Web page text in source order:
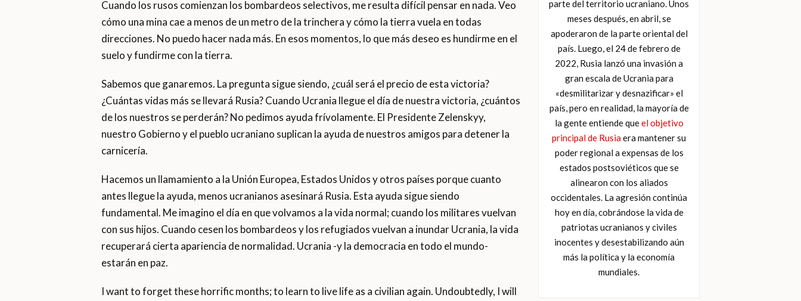
parte del territorio ucraniano. Unos
meses después, en abril, se
apoderaron de la parte oriental del
país. Luego, el 24 de febrero de
2022, Rusia lanzó una invasión a
gran escala de Ucrania para
«desmilitarizar y desnazificar» el
país, pero en realidad, la mayoría de
la gente entiende queel objetivo
principal de Rusiaera mantener su
poder regional a expensas de los
estados postsoviéticos que se
alinearon con los aliados
occidentales. La agresión continúa
hoy en día, cobrándose la vida de
patriotas ucranianos y civiles
inocentes y desestabilizando aún
más la política y la economía
mundiales.
Cuando los rusos comienzan los bombardeos selectivos, me resulta difícil pensar en nada. Veo
cómo una mina cae a menos de un metro de la trinchera y cómo la tierra vuela en todas
direcciones. No puedo hacer nada más. En esos momentos, lo que más deseo es hundirme en el
suelo y fundirme con la tierra.
Sabemos que ganaremos. La pregunta sigue siendo, ¿cuál será el precio de esta victoria?
¿Cuántas vidas más se llevará Rusia? Cuando Ucrania llegue el día de nuestra victoria, ¿cuántos
de los nuestros se perderán? No pedimos ayuda frívolamente. El Presidente Zelenskyy,
nuestro Gobierno y el pueblo ucraniano suplican la ayuda de nuestros amigos para detener la
carnicería.
Hacemos un llamamiento a la Unión Europea, Estados Unidos y otros países porque cuanto
antes llegue la ayuda, menos ucranianos asesinará Rusia. Esta ayuda sigue siendo
fundamental. Me imagino el día en que volvamos a la vida normal; cuando los militares vuelvan
con sus hijos. Cuando cesen los bombardeos y los refugiados vuelvan a inundar Ucrania, la vida
recuperará cierta apariencia de normalidad. Ucrania -y la democracia en todo el mundo-
estarán en paz.
I want to forget these horrific months; to learn to live life as a civilian again. Undoubtedly, I will